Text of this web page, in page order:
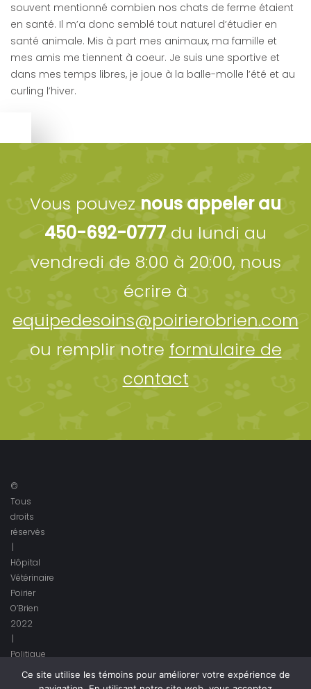
souvent mentionné combien nos chats de ferme étaient
en santé. Il m’a donc semblé tout naturel d’étudier en
santé animale. Mis à part mes animaux, ma famille et
mes amis me tiennent à coeur. Je suis une sportive et
dans mes temps libres, je joue à la balle-molle l’été et au
curling l’hiver.
Vous pouvez nous appeler au
450-692-0777 du lundi au
vendredi de 8:00 à 20:00, nous
écrire à
equipedesoins@poirierobrien.com
ou remplir notre formulaire de
contact
©
Tous
droits
réservés
|
Hôpital
Vétérinaire
Poirier
O’Brien
2022
|
Politique
confidentialité
Ce site utilise les témoins pour améliorer votre expérience de